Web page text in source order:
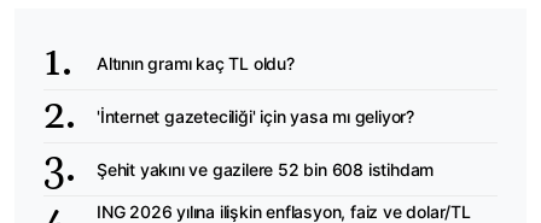
Altının gramı kaç TL oldu?
'İnternet gazeteciliği' için yasa mı geliyor?
Şehit yakını ve gazilere 52 bin 608 istihdam
ING 2026 yılına ilişkin enflasyon, faiz ve dolar/TL